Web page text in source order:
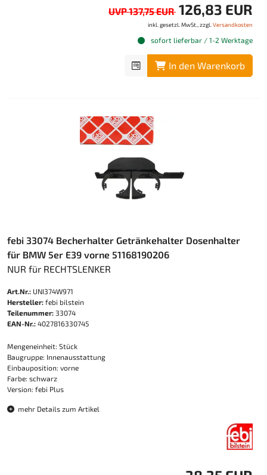
UVP 137,75 EUR 126,83 EUR
inkl. gesetzl. MwSt., zzgl. Versandkosten
sofort lieferbar / 1-2 Werktage
In den Warenkorb
febi 33074 Becherhalter Getränkehalter Dosenhalter
für BMW 5er E39 vorne 51168190206
NUR für RECHTSLENKER
Art.Nr.: UNI374W971
Hersteller: febi bilstein
Teilenummer: 33074
EAN-Nr.: 4027816330745
Mengeneinheit: Stück
Baugruppe: Innenausstattung
Einbauposition: vorne
Farbe: schwarz
Version: febi Plus
mehr Details zum Artikel